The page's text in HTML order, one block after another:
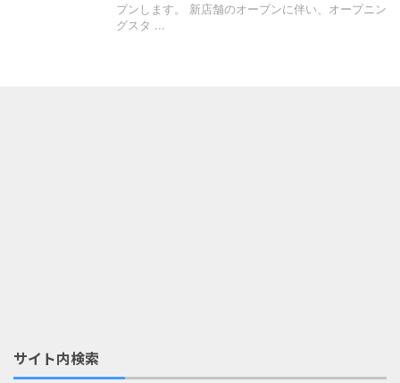
プンします。 新店舗のオープンに伴い、オープニン
グスタ ...
サイト内検索